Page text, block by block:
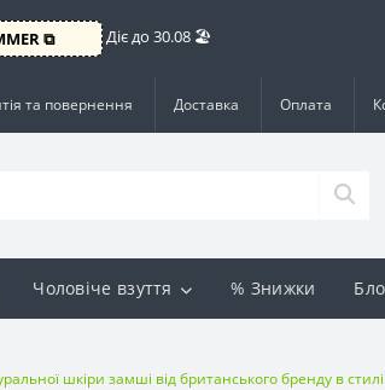
⧉ Діє до 30.08 🏖️
та повернення Доставка Оплата
Чоловіче взуття % Знижки
шкіри замші від британського бренду в